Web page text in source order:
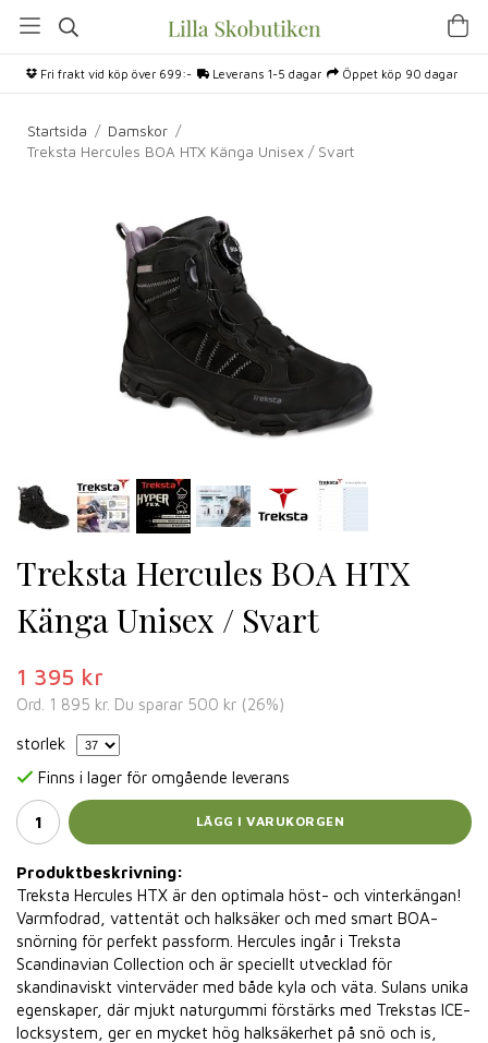
Fri frakt vid köp över 699:- Leverans 1-5 dagar Öppet köp 90 dagar
Startsida / Damskor /
Treksta Hercules BOA HTX Känga Unisex / Svart
Treksta Hercules BOA HTX
Känga Unisex / Svart
1 395 kr
Ord. 1 895 kr. Du sparar 500 kr (26%)
storlek
Finns i lager för omgående leverans
LÄGG I VARUKORGEN
Produktbeskrivning:
Treksta Hercules HTX är den optimala höst- och vinterkängan!
Varmfodrad, vattentät och halksäker och med smart BOA-
snörning för perfekt passform. Hercules ingår i Treksta
Scandinavian Collection och är speciellt utvecklad för
skandinaviskt vinterväder med både kyla och väta. Sulans unika
egenskaper, där mjukt naturgummi förstärks med Trekstas ICE-
locksystem, ger en mycket hög halksäkerhet på snö och is,